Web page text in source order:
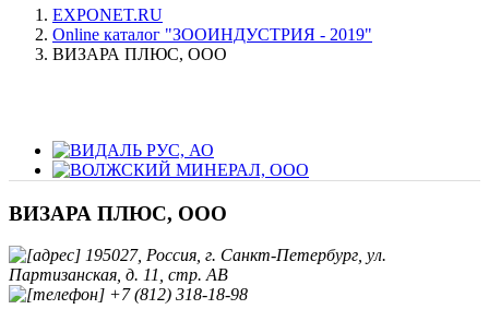
EXPONET.RU
Online каталог "ЗООИНДУСТРИЯ - 2019"
ВИЗАРА ПЛЮС, ООО
ВИЗАРА ПЛЮС, ООО
195027, Россия, г. Санкт-Петербург, ул.
Партизанская, д. 11, стр. АВ
+7 (812) 318-18-98